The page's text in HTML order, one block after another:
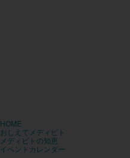
HOME
おしえてメディビト
メディビトの知恵
イベントカレンダー